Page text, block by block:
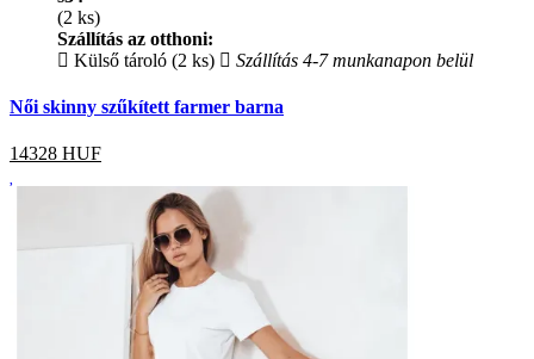
(2 ks)
Szállítás az otthoni:
Külső tároló (2 ks)
Szállítás 4-7 munkanapon belül
Női skinny szűkített farmer barna
14328 HUF